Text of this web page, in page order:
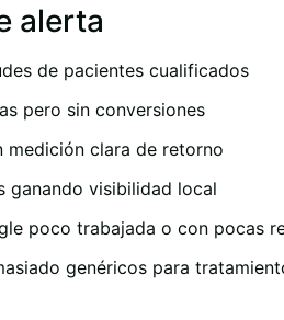
alerta
de pacientes cualificados
pero sin conversiones
medición clara de retorno
ganando visibilidad local
poco trabajada o con pocas
genéricos para